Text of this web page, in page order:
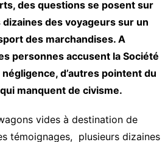
des questions se posent sur
dizaines des voyageurs sur un
des marchandises. A
personnes accusent la Société
d’autres pointent du
manquent de civisme.
vides à destination de
témoignages, plusieurs dizaines